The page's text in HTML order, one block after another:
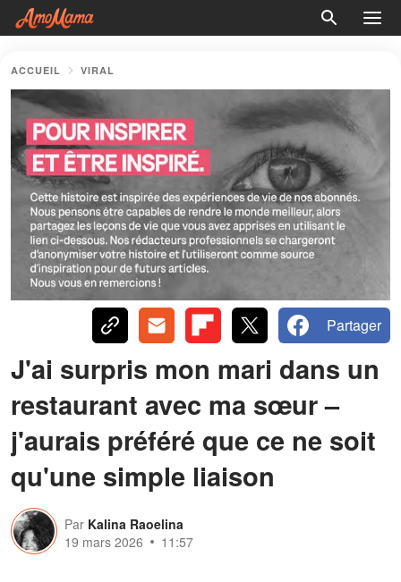
ACCUEIL VIRAL
Partager
J'ai surpris mon mari dans un
restaurant avec ma sœur –
j'aurais préféré que ce ne soit
qu'une simple liaison
Par Kalina Raoelina
19 mars 2026
11:57